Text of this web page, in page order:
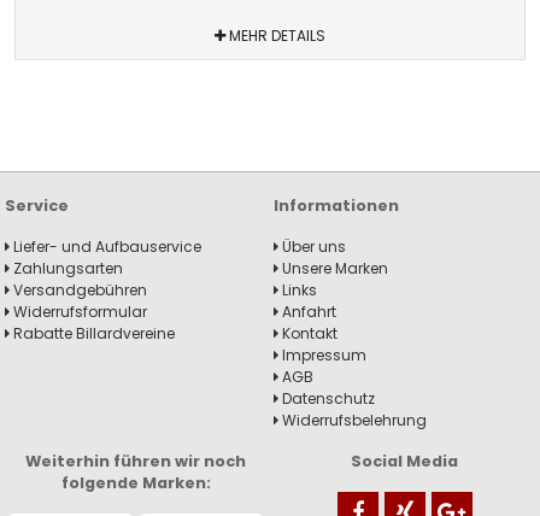
MEHR DETAILS
Service
Liefer- und Aufbauservice
Zahlungsarten
Versandgebühren
Widerrufsformular
Rabatte Billardvereine
Informationen
Über uns
Unsere Marken
Links
Anfahrt
Kontakt
Impressum
AGB
Datenschutz
Widerrufsbelehrung
Weiterhin führen wir noch
folgende Marken:
Social Media